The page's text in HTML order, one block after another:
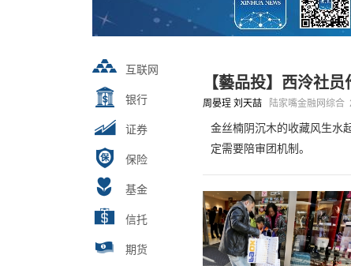
互联网
银行
证券
保险
基金
信托
期货
【藝品投】西泠社
周晏珵 刘天喆 陆家嘴金融网综合
金丝楠阴沉木的收藏风生水
定需要陪审团机制。